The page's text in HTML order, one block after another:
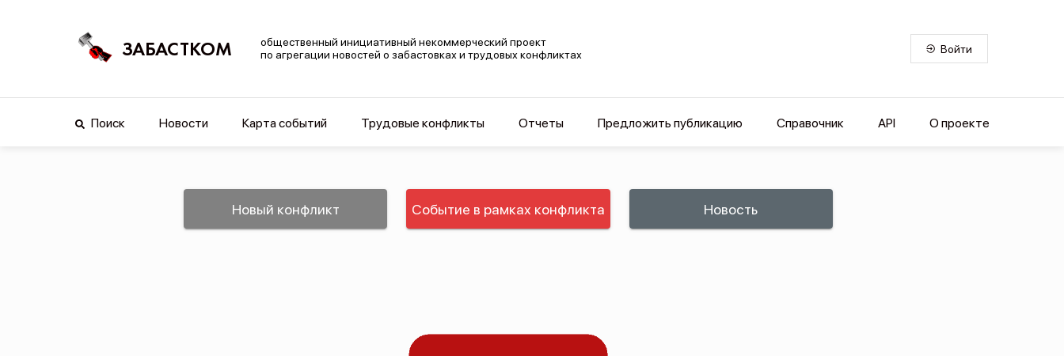
ЗАБАСТКОМ
общественный инициативный некоммерческий проект
по агрегации новостей о забастовках и трудовых конфликтах
Войти
Поиск Новости Карта событий Трудовые конфликты Отчеты Предложить публикацию Справочник API О проекте
Новый конфликт Событие в рамках конфликта Новость